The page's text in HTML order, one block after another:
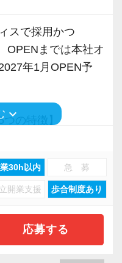
スで採用かつ
OPENまでは本社オ
年1月OPEN予
つの特徴】
可能！
頑張りに報いる給
従業員ファースト
keyboard_arrow_down
30h以内 急 募
開業支援 歩合制度あり
応募する